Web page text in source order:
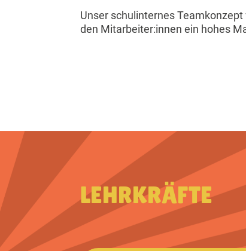
Unser schulinternes
den Mitarbeiter:innen ein hohes
LEHRKRÄFTE